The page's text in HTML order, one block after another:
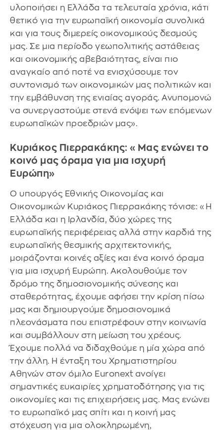
υλοποιήσει η Ελλάδα τα τελευταία χρόνια, κάτι
θετικό για την ευρωπαϊκή οικονομία συνολικά
και για τους διμερείς οικονομικούς δεσμούς
μας. Σε μια περίοδο γεωπολιτικής αστάθειας
και οικονομικής αβεβαιότητας, είναι πιο
αναγκαίο από ποτέ να ενισχύσουμε τον
συντονισμό των οικονομικών μας πολιτικών και
την εμβάθυνση της ενιαίας αγοράς. Ανυπομονώ
να συνεργαστούμε στενά ενόψει των επόμενων
ευρωπαϊκών προεδριών μας».
Κυριάκος Πιερρακάκης: «Μας ενώνει το
κοινό μας όραμα για μια ισχυρή
Ευρώπη»
Ο υπουργός Εθνικής Οικονομίας και
Οικονομικών Κυριάκος Πιερρακάκης τόνισε: «Η
Ελλάδα και η Ιρλανδία, δύο χώρες της
ευρωπαϊκής περιφέρειας αλλά στην καρδιά της
ευρωπαϊκής θεσμικής αρχιτεκτονικής,
μοιράζονται κοινές αξίες και ένα κοινό όραμα
για μια ισχυρή Ευρώπη. Ακολουθούμε τον
δρόμο της δημοσιονομικής σύνεσης και
σταθερότητας, έχουμε αφήσει την κρίση πίσω
μας και δημιουργούμε δημοσιονομικά
πλεονάσματα που επιστρέφουν στην κοινωνία
και συμβάλλουν στη μείωση του χρέους.
Έχουμε πολλά να διδαχθούμε η μία χώρα από
την άλλη. Η ένταξη του Χρηματιστηρίου
Αθηνών στον όμιλο Euronext ανοίγει
σημαντικές ευκαιρίες χρηματοδότησης για τις
οικονομίες και τις επιχειρήσεις μας. Μας ενώνει
το ευρωπαϊκό μας σπίτι και η κοινή μας
στόχευση για μια ολοκληρωμένη,